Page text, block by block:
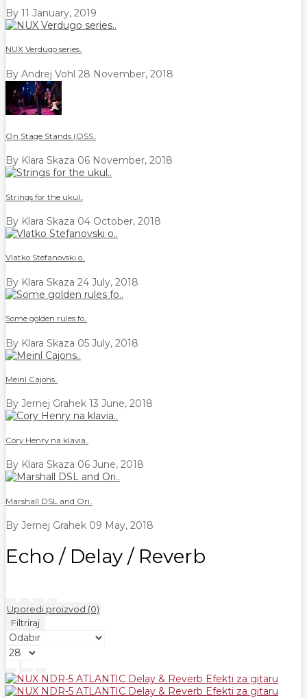
By 11 January, 2019
NUX Verdugo series..
By Andrej Vohl 28 November, 2018
On Stage Stands (OSS..
By Klara Skaza 06 November, 2018
Strings for the ukul..
By Klara Skaza 04 October, 2018
Vlatko Stefanovski o..
By Klara Skaza 24 July, 2018
Some golden rules fo..
By Klara Skaza 05 July, 2018
Meinl Cajons..
By Jernej Grahek 13 June, 2018
Cory Henry na klavia..
By Klara Skaza 06 June, 2018
Marshall DSL and Ori..
By Jernej Grahek 09 May, 2018
Echo / Delay / Reverb
Uporedi proizvod (0)
Filtriraj